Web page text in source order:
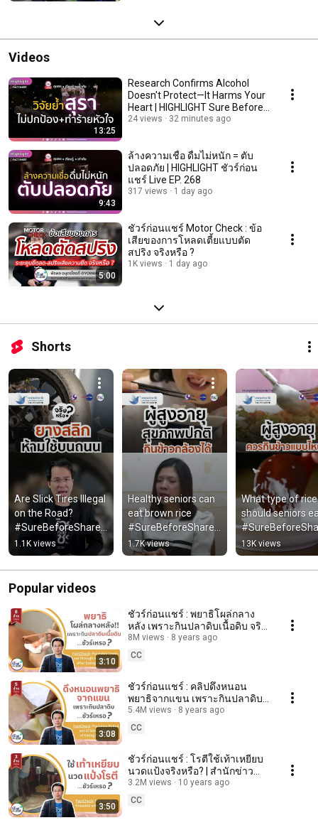
Videos
13:25
Research Confirms Alcohol
Doesn't Protect—It Harms Your
Heart | HIGHLIGHT Sure Before
Sharing Liv...
24 views 32 minutes ago
9:43
ล้างความเชื่อ ดื่มไม่หนัก = ตับ
ปลอดภัย | HIGHLIGHT ชัวร์ก่อน
แชร์ Live EP. 268
317 views 1 day ago
5:00
ชัวร์ก่อนแชร์ Motor Check : ข้อ
เสียของการโหลดเตี้ยแบบตัด
สปริง จริงหรือ ?
1K views 1 day ago
Shorts
Are Slick Tires Illegal
on the Road?
#SureBeforeShare
#shorts #Tires
1.1K views
Healthy seniors can
eat brown rice
#SureBeforeShare
#shorts #seniors
1.7K views
What type of rice
should seniors
#shorts #seniors
13K views
Popular videos
3:10
ชัวร์ก่อนแชร์ : พยาธิโผล่กลาง
หลัง เพราะกินปลาดิบเนื้อดิบ จริง
หรือ ?
8M views
8 years ago
CC
3:08
ชัวร์ก่อนแชร์ : คลิปดึงหนอน
พยาธิจากแขน เพราะกินปลาดิบ
จริงหรือ?
5.4M views
8 years ago
CC
3:50
ชัวร์ก่อนแชร์ : โรตีใช้เท้าเหยียบ
นวดแป้งจริงหรือ? | สำนักข่าว
ไทย อสมท
3.2M views
10 years ago
CC